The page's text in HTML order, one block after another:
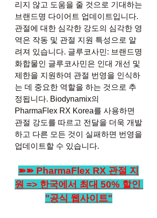
리지 않고 도움을 줄 것으로 기대하는
브랜드명 다이어트 업데이트입니다.
관절에 대한 심각한 강도의 심각한 영
역은 작동 및 관절 지원 특성으로 알
려져 있습니다. 글루코사민: 브랜드명
화합물인 글루코사민은 인대 개선 및
제한을 지원하여 관절 번영을 인식하
는 데 중요한 역할을 하는 것으로 추
정됩니다. Biodynamix의
PharmaFlex RX Korea를 사용하면
관절 강도를 따르고 전달을 더욱 개발
하고 다른 모든 것이 실패하면 번영을
업데이트할 수 있습니다.
➽➽ PharmaFlex RX 관절 지
원 => 한국에서 최대 50% 할인
"공식 웹사이트"